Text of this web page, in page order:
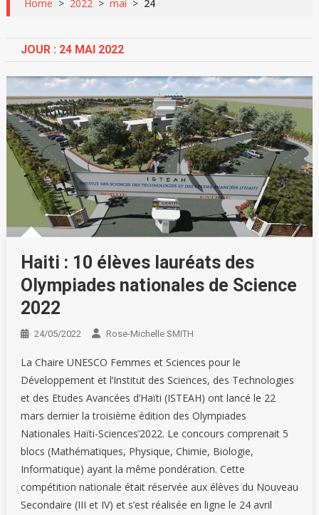
Home > 2022 > mai > 24
JOUR : 24 MAI 2022
Haiti : 10 élèves lauréats des
Olympiades nationales de Science
2022
24/05/2022 Rose-Michelle SMITH
La Chaire UNESCO Femmes et Sciences pour le
Développement et l’Institut des Sciences, des Technologies
et des Etudes Avancées d’Haïti (ISTEAH) ont lancé le 22
mars dernier la troisième édition des Olympiades
Nationales Haïti-Sciences’2022. Le concours comprenait 5
blocs (Mathématiques, Physique, Chimie, Biologie,
Informatique) ayant la même pondération. Cette
compétition nationale était réservée aux élèves du Nouveau
Secondaire (III et IV) et s’est réalisée en ligne le 24 avril